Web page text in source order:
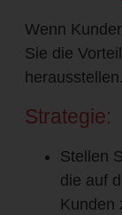
Wenn
Sie die
herausstellen.
Strategie:
Stellen
die auf
Kunden